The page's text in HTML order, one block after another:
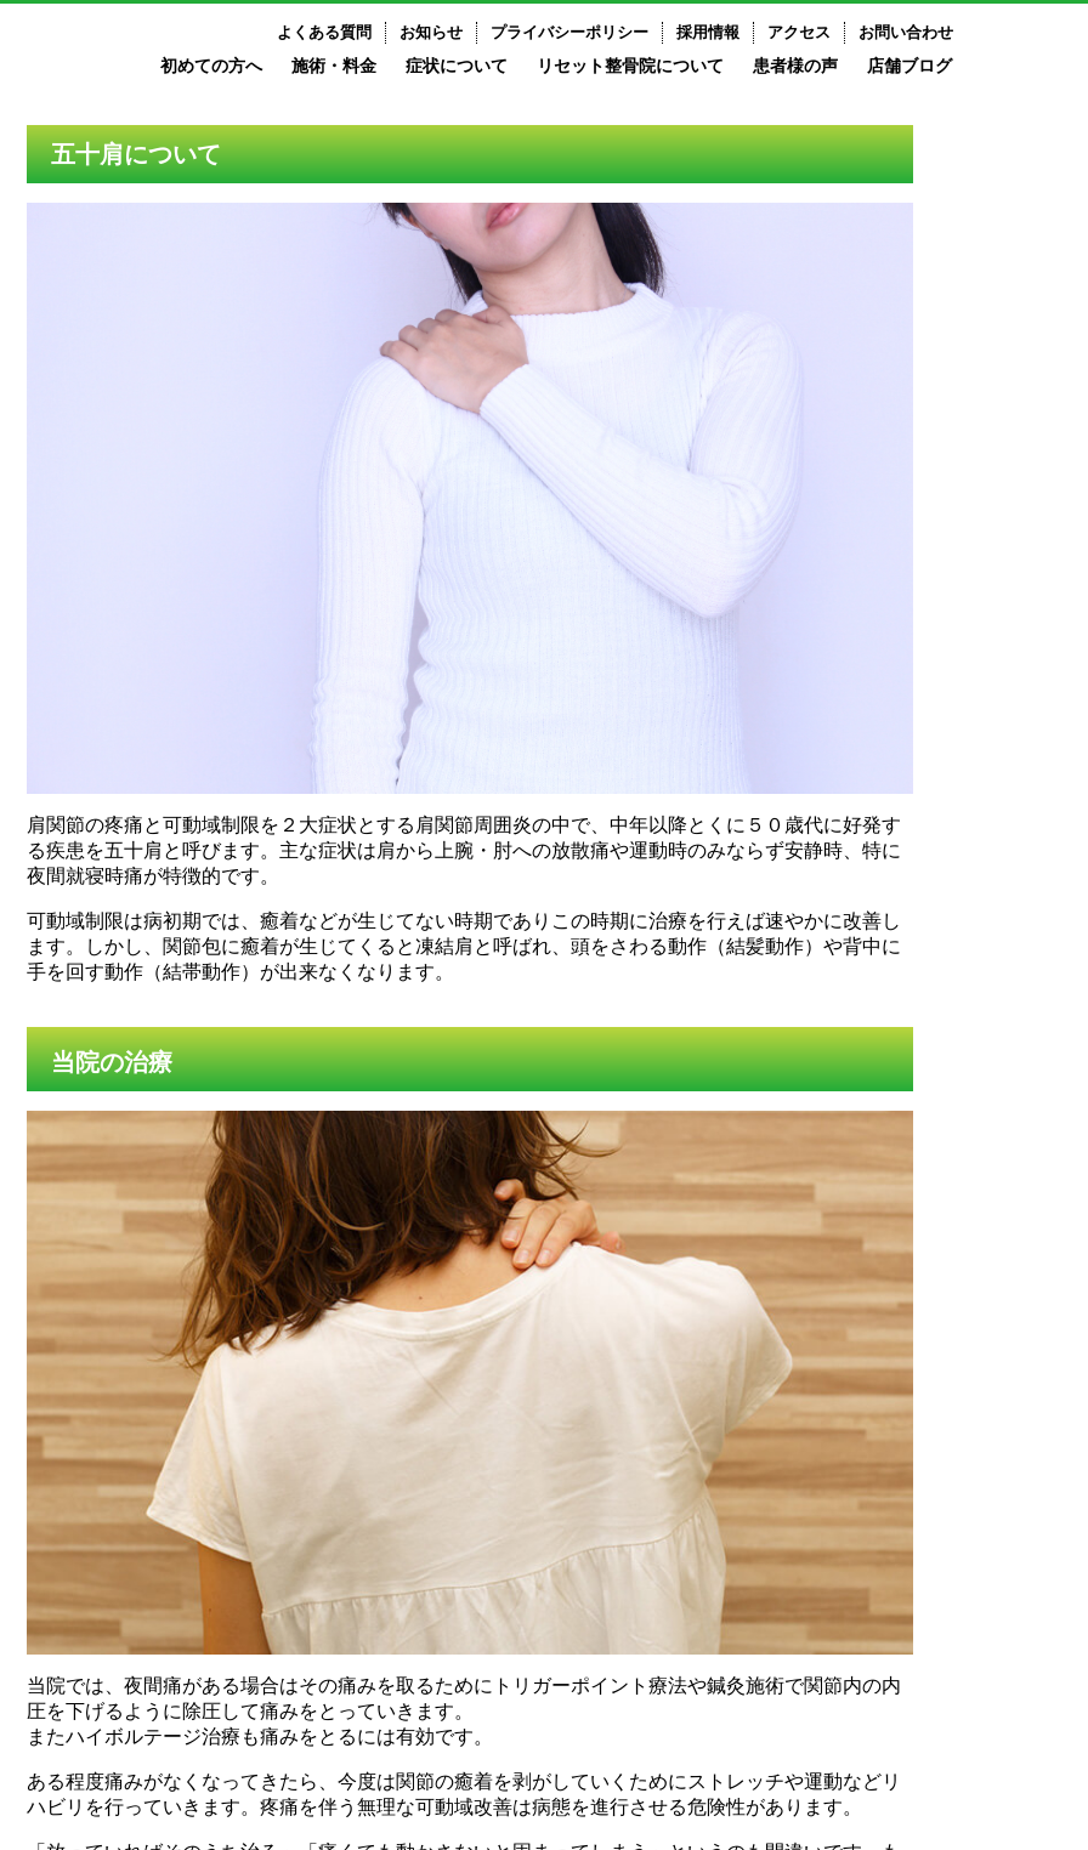
よくある質問 お知らせ プライバシーポリシー 採用情報 アクセス
お問い合わせ
初めての方へ
施術・料金 症状について リセット整骨院について 患者様の声 店舗ブログ
五十肩について
肩関節の疼痛と可動域制限を２大症状とする肩関節周囲炎の中で、中年以降とくに５０歳代に好発す
る疾患を五十肩と呼びます。主な症状は肩から上腕・肘への放散痛や運動時のみならず安静時、特に
夜間就寝時痛が特徴的です。
可動域制限は病初期では、癒着などが生じてない時期でありこの時期に治療を行えば速やかに改善し
ます。しかし、関節包に癒着が生じてくると凍結肩と呼ばれ、頭をさわる動作（結髪動作）や背中に
手を回す動作（結帯動作）が出来なくなります。
当院の治療
当院では、夜間痛がある場合はその痛みを取るためにトリガーポイント療法や鍼灸施術で関節内の内
圧を下げるように除圧して痛みをとっていきます。
またハイボルテージ治療も痛みをとるには有効です。
ある程度痛みがなくなってきたら、今度は関節の癒着を剥がしていくためにストレッチや運動などリ
ハビリを行っていきます。疼痛を伴う無理な可動域改善は病態を進行させる危険性があります。